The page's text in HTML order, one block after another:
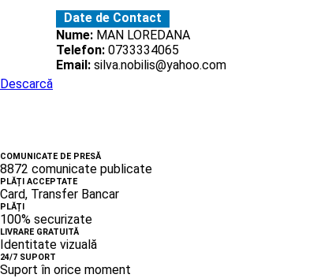
Date de Contact
Nume: MAN LOREDANA
Telefon: 0733334065
Email: silva.nobilis@yahoo.com
Descarcă
COMUNICATE DE PRESĂ
8872 comunicate publicate
PLĂȚI ACCEPTATE
Card, Transfer Bancar
PLĂȚI
100% securizate
LIVRARE GRATUITĂ
Identitate vizuală
24/7 SUPORT
Suport în orice moment